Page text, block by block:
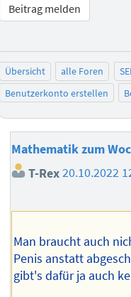
Beitrag melden
Übersicht alle Foren
Benutzerkonto erstellen
Mathematik zum
T-Rex20.10.2022
Man braucht auch
Penis anstatt
gibt's dafür ja auch